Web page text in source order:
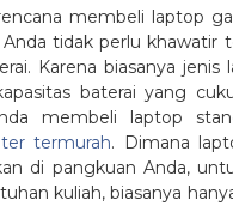
membeli laptop
tidak perlu khawatir
Karena biasanya jenis
baterai yang
membeli laptop
termurah. Dimana
di pangkuan Anda,
kuliah, biasanya